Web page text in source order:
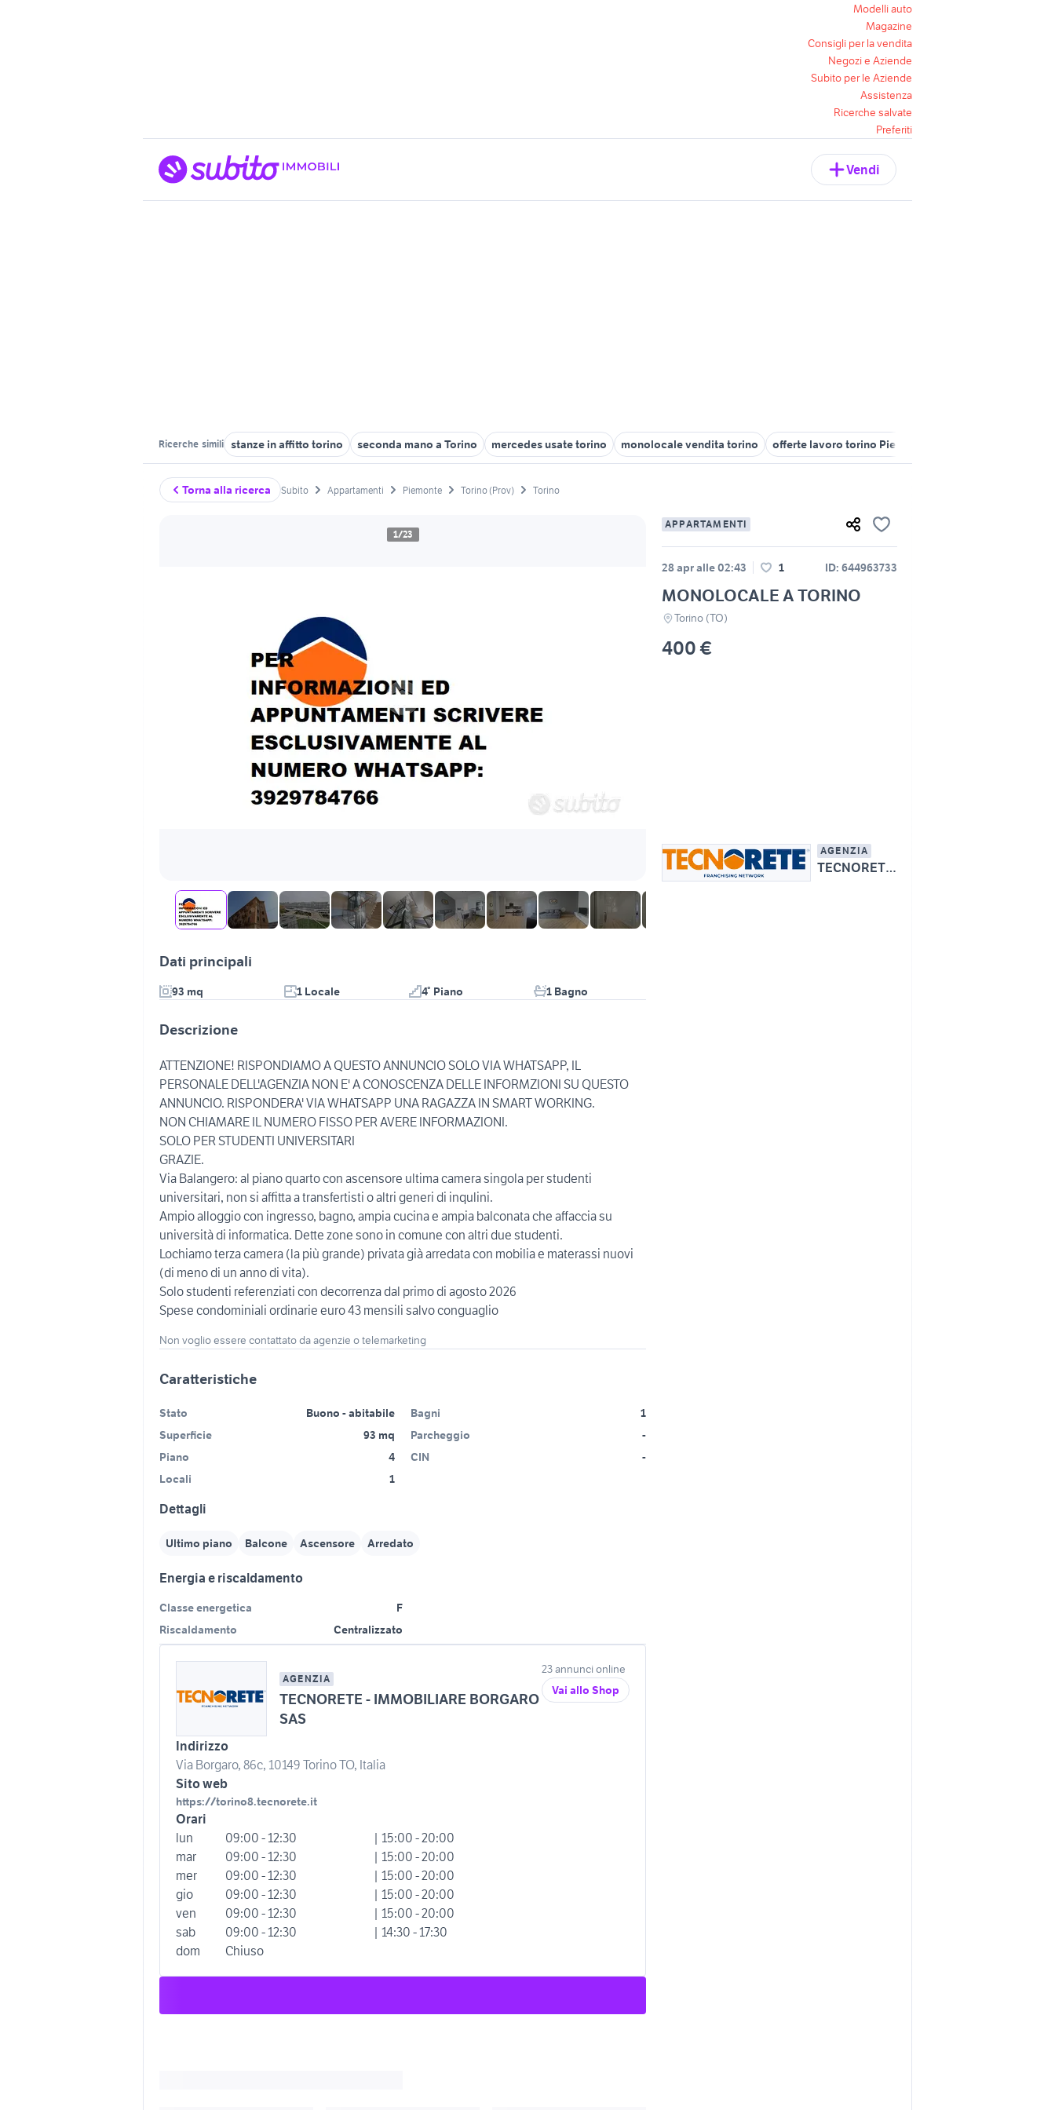
Modelli auto
Magazine
Consigli per la vendita
Negozi e Aziende
Subito per le Aziende
Assistenza
Ricerche salvate
Preferiti
Vendi
Ricerche simili stanze in affitto torino seconda mano a Torino mercedes usate torino monolocale vendita torino offerte lavoro torino Piemonte
Torna alla ricerca Subito Appartamenti Piemonte Torino (Prov) Torino
1/23
APPARTAMENTI
28 apr alle 02:43 1 ID: 644963733
MONOLOCALE A TORINO
Torino (TO)
400 €
AGENZIA
TECNORETE - IMMOBILIARE BORGARO SAS
Dati principali
93 mq 1 Locale 4° Piano 1 Bagno
Descrizione
ATTENZIONE! RISPONDIAMO A QUESTO ANNUNCIO SOLO VIA WHATSAPP, IL
PERSONALE DELL'AGENZIA NON E' A CONOSCENZA DELLE INFORMZIONI SU QUESTO
ANNUNCIO. RISPONDERA' VIA WHATSAPP UNA RAGAZZA IN SMART WORKING.
NON CHIAMARE IL NUMERO FISSO PER AVERE INFORMAZIONI.
SOLO PER STUDENTI UNIVERSITARI
GRAZIE.
Via Balangero: al piano quarto con ascensore ultima camera singola per studenti
universitari, non si affitta a transfertisti o altri generi di inqulini.
Ampio alloggio con ingresso, bagno, ampia cucina e ampia balconata che affaccia su
università di informatica. Dette zone sono in comune con altri due studenti.
Lochiamo terza camera (la più grande) privata già arredata con mobilia e materassi nuovi
(di meno di un anno di vita).
Solo studenti referenziati con decorrenza dal primo di agosto 2026
Spese condominiali ordinarie euro 43 mensili salvo conguaglio
Non voglio essere contattato da agenzie o telemarketing
Caratteristiche
Stato
Buono - abitabile
Superficie
93 mq
Piano
4
Locali
1
Bagni
1
Parcheggio
-
CIN
-
Dettagli
Ultimo piano Balcone Ascensore Arredato
Energia e riscaldamento
Classe energetica
F
Riscaldamento
Centralizzato
AGENZIA
TECNORETE - IMMOBILIARE BORGARO
SAS
Indirizzo
Via Borgaro, 86c, 10149 Torino TO, Italia
Sito web
https://torino8.tecnorete.it
Orari
lun
09:00 - 12:30
| 15:00 - 20:00
mar
09:00 - 12:30
| 15:00 - 20:00
mer
09:00 - 12:30
| 15:00 - 20:00
gio
09:00 - 12:30
| 15:00 - 20:00
ven
09:00 - 12:30
| 15:00 - 20:00
sab
09:00 - 12:30
| 14:30 - 17:30
dom
Chiuso
23 annunci online
Vai allo Shop